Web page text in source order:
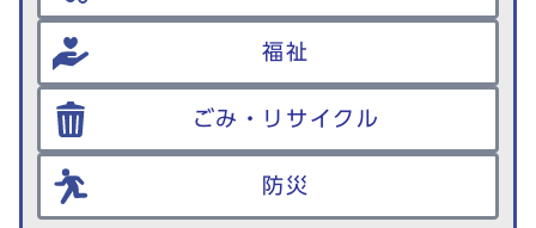
福祉
ごみ・リサイクル
防災